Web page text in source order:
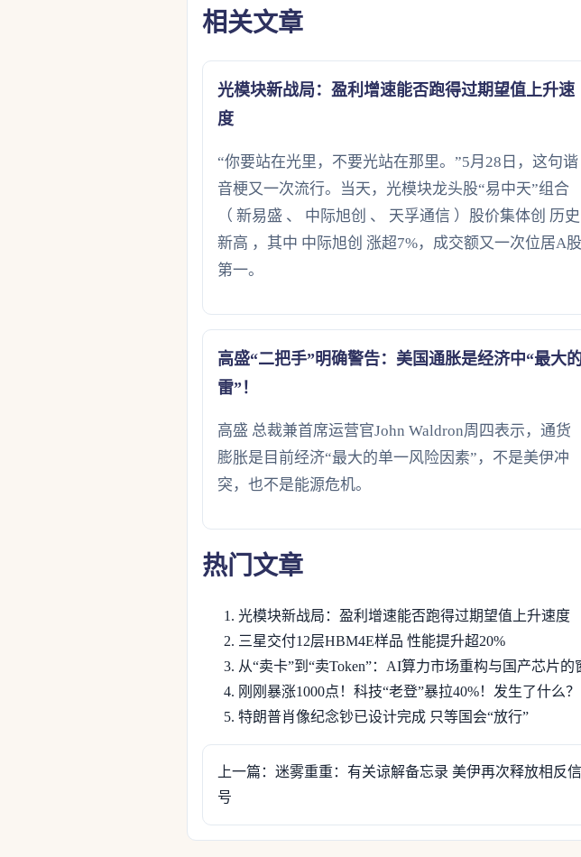
相关文章
光模块新战局：盈利增速能否跑得过期望值上升速
度
“你要站在光里，不要光站在那里。”5月28日，这句谐
音梗又一次流行。当天，光模块龙头股“易中天”组合
（ 新易盛 、 中际旭创 、 天孚通信 ）股价集体创 历史
新高 ，其中 中际旭创 涨超7%，成交额又一次位居A股
第一。
高盛“二把手”明确警告：美国通胀是经济中“最大
雷”！
高盛 总裁兼首席运营官John Waldron周四表示，通货
膨胀是目前经济“最大的单一风险因素”，不是美伊冲
突，也不是能源危机。
热门文章
光模块新战局：盈利增速能否跑得过期望值上升速度
三星交付12层HBM4E样品 性能提升超20%
从“卖卡”到“卖Token”：AI算力市场重构与国产芯片的
刚刚暴涨1000点！科技“老登”暴拉40%！发生了什么？
特朗普肖像纪念钞已设计完成 只等国会“放行”
上一篇：迷雾重重：有关谅解备忘录 美伊再次释放相反信
号